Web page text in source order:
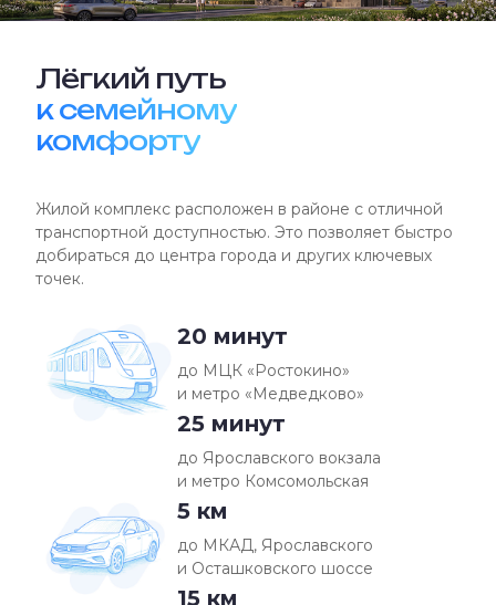
Лёгкий путь
к семейному
комфорту
Жилой комплекс расположен в районе с отличной
транспортной доступностью. Это позволяет быстро
добираться до центра города и других ключевых
точек.
20 минут
до МЦК «Ростокино»
и метро «Медведково»
25 минут
до Ярославского вокзала
и метро Комсомольская
5 км
до МКАД, Ярославского
и Осташковского шоссе
15 км